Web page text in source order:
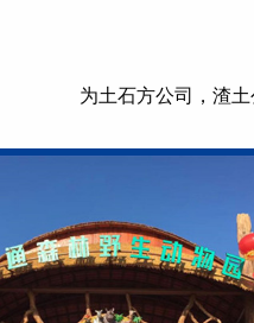
为土石方公司，渣